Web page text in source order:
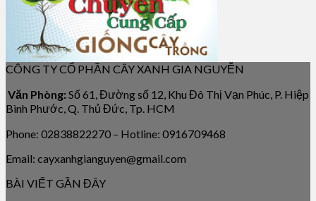
CÔNG TY CỔ PHẦN CÂY XANH GIA NGUYỄN
Văn Phòng: Số 61, Đường số 12, Khu Đô Thị Vạn Phúc, P. Hiệp
Bình Phước, Q. Thủ Đức, Tp. HCM
Phone: 02838822270 – Hotline: 0916709468
Email: cayxanhgianguyen@gmail.com
BÀI VIẾT GẦN ĐÂY